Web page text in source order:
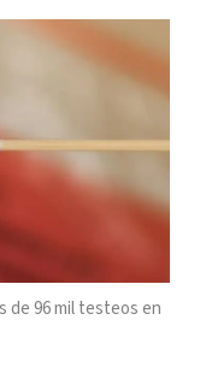
de 96 mil testeos en